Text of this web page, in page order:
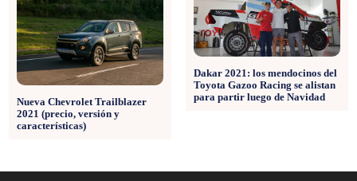
Nueva Chevrolet Trailblazer
2021 (precio, versión y
características)
Dakar 2021: los mendocinos del
Toyota Gazoo Racing se alistan
para partir luego de Navidad